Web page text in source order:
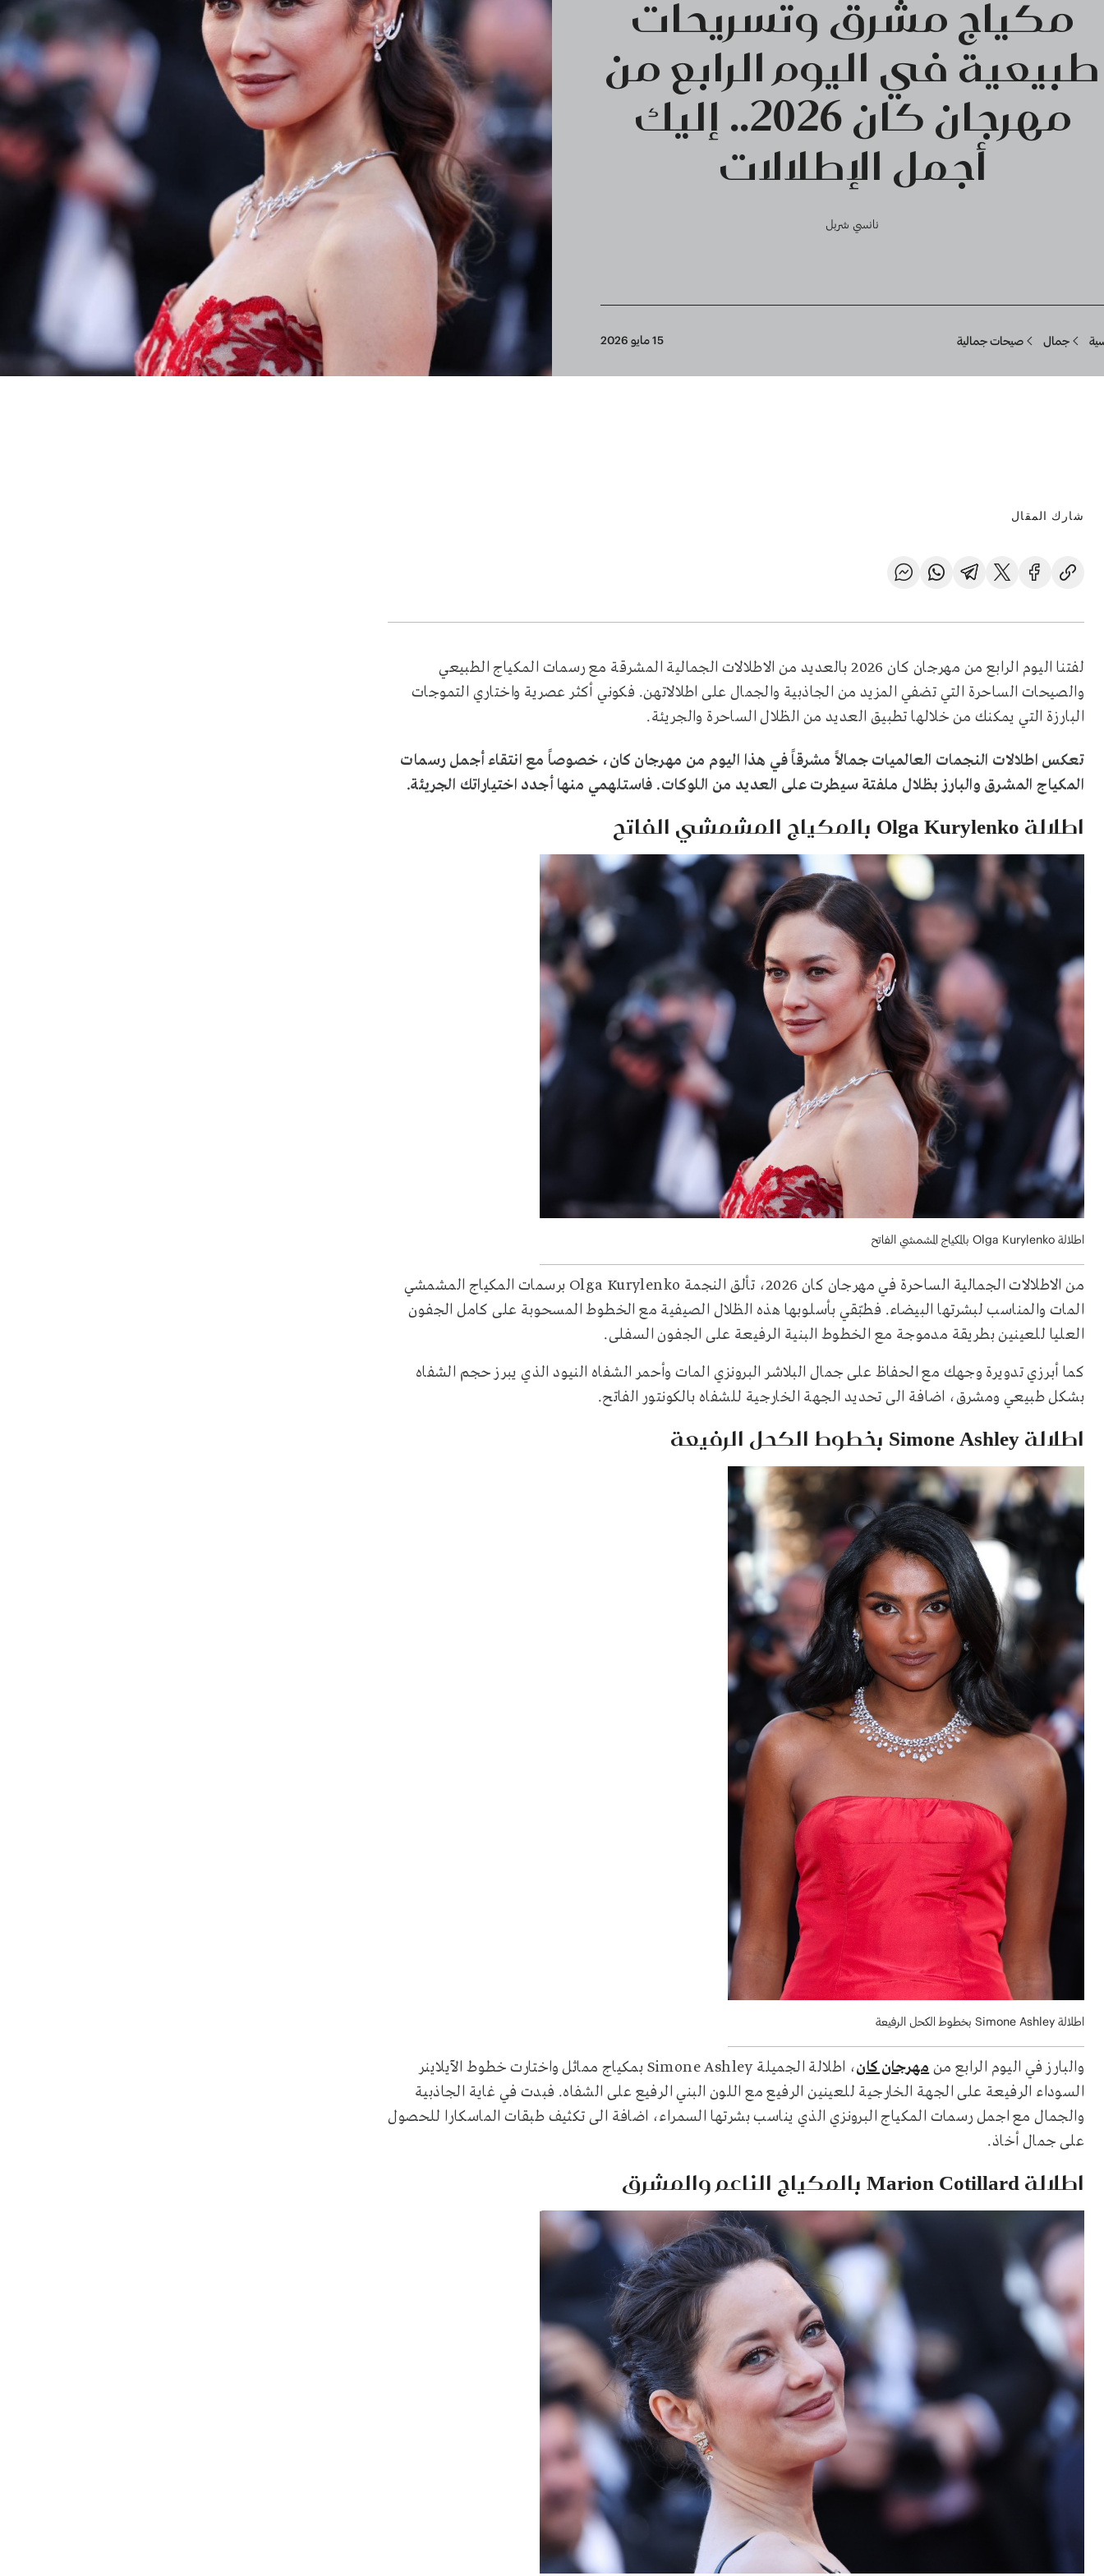
مكياج مشرق وتسريحات
طبيعية في اليوم الرابع من
مهرجان كان 2026.. إليك
أجمل الإطلالات
نانسي شربل
جمال صيحات جمالية 15 مايو 2026
شارك المقال
لفتنا اليوم الرابع من مهرجان كان 2026 بالعديد من الاطلالات الجمالية المشرقة مع رسمات المكياج الطبيعي
والصيحات الساحرة التي تضفي المزيد من الجاذبية والجمال على اطلالاتهن. فكوني أكثر عصرية واختاري التموجات
البارزة التي يمكنك من خلالها تطبيق العديد من الظلال الساحرة والجريئة.
تعكس اطلالات النجمات العالميات جمالاً مشرقاً في هذا اليوم من مهرجان كان، خصوصاً مع انتقاء أجمل رسمات
المكياج المشرق والبارز بظلال ملفتة سيطرت على العديد من اللوكات. فاستلهمي منها أجدد اختياراتك الجريئة.
اطلالة Olga Kurylenko بالمكياج المشمشي الفاتح
اطلالة Olga Kurylenko بالمكياج المشمشي الفاتح
من الاطلالات الجمالية الساحرة في مهرجان كان 2026، تألق النجمة Olga Kurylenko برسمات المكياج المشمشي
المات والمناسب لبشرتها البيضاء. فطبّقي بأسلوبها هذه الظلال الصيفية مع الخطوط المسحوبة على كامل الجفون
العليا للعينين بطريقة مدموجة مع الخطوط البنية الرفيعة على الجفون السفلى.
كما أبرزي تدويرة وجهك مع الحفاظ على جمال البلاشر البرونزي المات وأحمر الشفاه النيود الذي يبرز حجم الشفاه
بشكل طبيعي ومشرق، اضافة الى تحديد الجهة الخارجية للشفاه بالكونتور الفاتح.
اطلالة Simone Ashley بخطوط الكحل الرفيعة
اطلالة Simone Ashley بخطوط الكحل الرفيعة
والبارز في اليوم الرابع منمهرجان كان
، اطلالة الجميلة Simone Ashley بمكياج مماثل واختارت خطوط الآيلاينر
السوداء الرفيعة على الجهة الخارجية للعينين الرفيع مع اللون البني الرفيع على الشفاه. فبدت في غاية الجاذبية
والجمال مع اجمل رسمات المكياج البرونزي الذي يناسب بشرتها السمراء، اضافة الى تكثيف طبقات الماسكارا للحصول
على جمال أخاذ.
اطلالة Marion Cotillard بالمكياج الناعم والمشرق